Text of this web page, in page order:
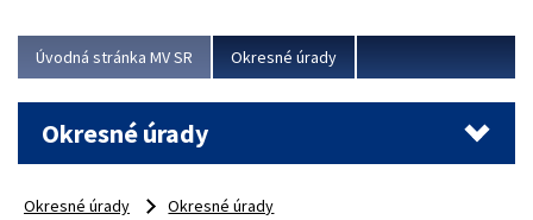
Viac
Úvodná stránka MV SR Okresné úrady
Okresné úrady
Okresné úrady
Okresné úrady